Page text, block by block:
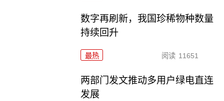
数字再刷新，我国珍稀物种数量
持续回升
最热 阅读 11651
两部门发文推动多用户绿电直连
发展